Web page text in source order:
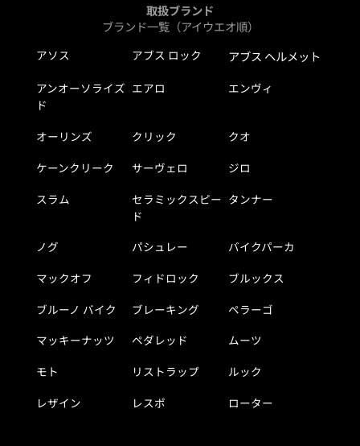
取扱ブランド
ブランド一覧（アイウエオ順）
アソス アブス ロック アブス ヘルメット
アンオーソライズ
ド
エアロ エンヴィ
オーリンズ クリック
クオ
ケーンクリーク
サーヴェロ
ジロ
スラム
セラミックスピー
ド
タンナー
ノグ パシュレー
バイクパーカ
マックオフ
フィドロック
ブルックス
ブルーノ バイク
ブレーキング
ペラーゴ
マッキーナッツ
ペダレッド
ムーツ
モト
リストラップ
ルック
レザイン
レスポ ローター